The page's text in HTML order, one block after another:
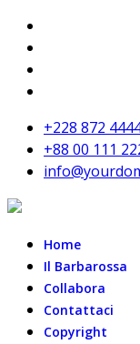
+228 872
+88 00 111
Home
Il Barbarossa
Collabora
Contattaci
Copyright